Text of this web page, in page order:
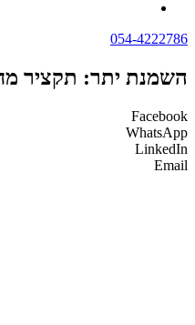
054-4222786
השמנת יתר: תקציר
Facebook
WhatsApp
LinkedIn
Email